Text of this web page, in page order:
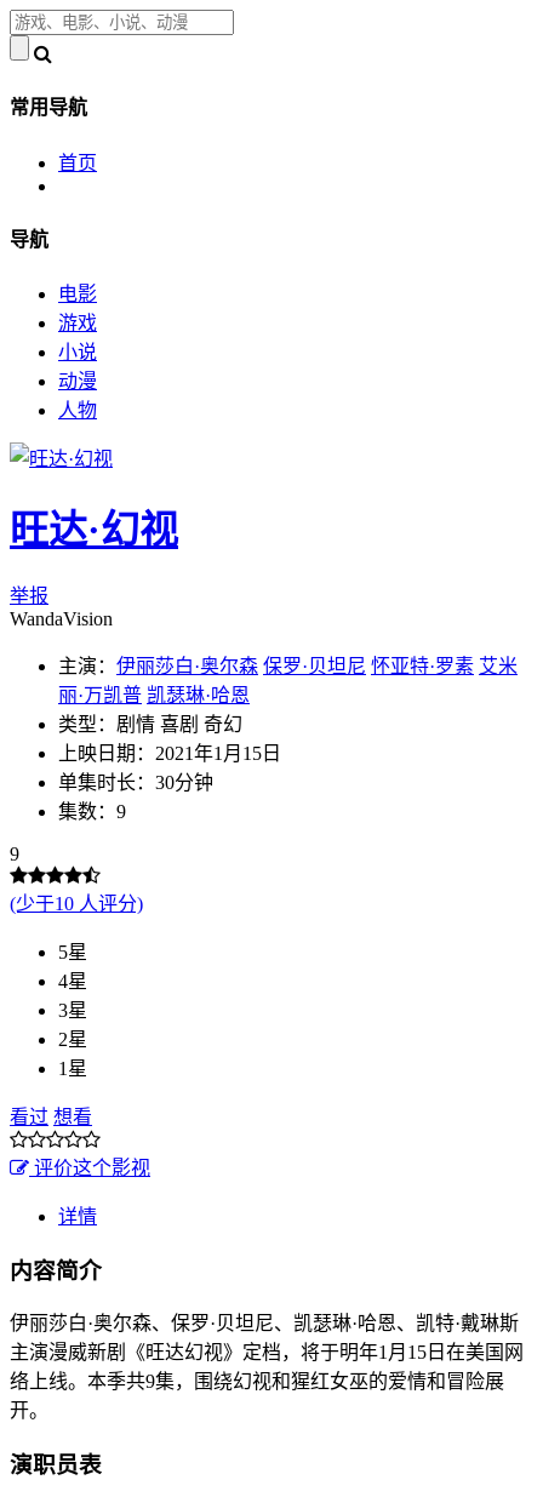
常用导航
首页
导航
电影
游戏
小说
动漫
人物
旺达·幻视
举报
WandaVision
主演： 伊丽莎白·奥尔森 保罗·贝坦尼 怀亚特·罗素 艾米
丽·万凯普 凯瑟琳·哈恩
类型：剧情 喜剧 奇幻
上映日期：2021年1月15日
单集时长：30分钟
集数：9
9
(少于10 人评分)
5星
4星
3星
2星
1星
看过 想看
评价这个影视
详情
内容简介
伊丽莎白·奥尔森、保罗·贝坦尼、凯瑟琳·哈恩、凯特·戴琳斯
主演漫威新剧《旺达幻视》定档，将于明年1月15日在美国网
络上线。本季共9集，围绕幻视和猩红女巫的爱情和冒险展
开。
演职员表